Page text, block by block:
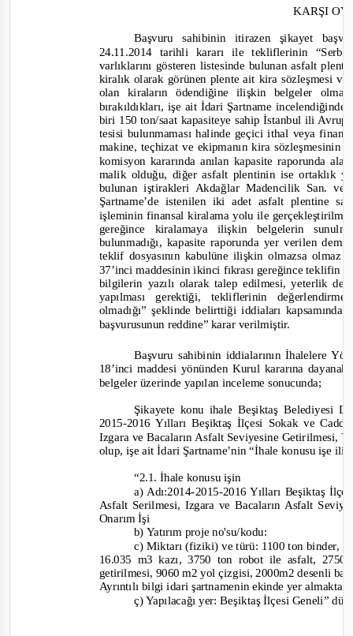
KARŞI
Başvuru sahibinin itirazen şikayet
24.11.2014 tarihli kararı ile tekliflerinin
varlıklarını gösteren listesinde bulunan asfalt
kiralık olarak görünen plente ait kira sözleşmesi
olan kiraların ödendiğine ilişkin belgeler
bırakıldıkları, işe ait İdari Şartname
biri 150 ton/saat kapasiteye sahip İstanbul ili
tesisi bulunmaması halinde geçici ithal veya
makine, teçhizat ve ekipmanın kira sözleşmesinin
komisyon kararında anılan kapasite raporunda
malik olduğu, diğer asfalt plentinin ise ortaklık
bulunan iştirakleri Akdağlar Madencilik San.
Şartname’de istenilen iki adet asfalt plentine
işleminin finansal kiralama yolu ile
gereğince kiralamaya ilişkin belgelerin
bulunmadığı, kapasite raporunda yer verilen
teklif dosyasının kabulüne ilişkin olmazsa
37’inci maddesinin ikinci fıkrası gereğince teklifin
bilgilerin yazılı olarak talep edilmesi, yeterlik
yapılması gerektiği, tekliflerinin değerlendirme
olmadığı”şeklinde belirttiğiiddiaları
başvurusunun reddine”karar verilmiştir.
Başvuru sahibinin iddialarının İhalelere
18’inci maddesi yönünden Kurul kararına
belgeler üzerinde yapılan inceleme sonucunda;
Şikayete konu ihale Beşiktaş Belediyesi
2015-2016 Yılları Beşiktaş İlçesi Sokak ve
Izgara ve Bacaların Asfalt Seviyesine Getirilmesi,
olup, işe ait İdari Şartname’nin “İhale konusu işe
“2.1. İhale konusu işin
a) Adı:2014-2015-2016 Yılları Beşiktaş
Asfalt Serilmesi, Izgara ve Bacaların Asfalt
Onarım İşi
b) Yatırım proje no'su/kodu:
c) Miktarı (fiziki) ve türü: 1100 ton binder,
16.035 m3 kazı, 3750 ton robot ile asfalt,
getirilmesi, 9060 m2 yol çizgisi, 2000m2 desenli
Ayrıntılı bilgi idari şartnamenin ekinde yer
ç) Yapılacağı yer: Beşiktaş İlçesi Geneli”